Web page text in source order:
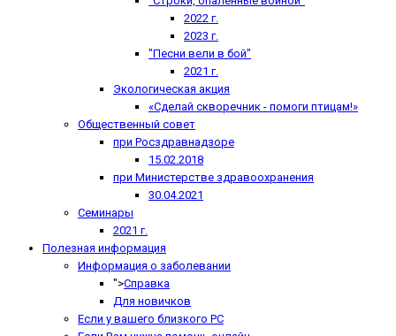
2022 г.
2023 г.
"Песни вели в бой"
2021 г.
Экологическая акция
«Сделай скворечник - помоги птицам!»
Общественный совет
при Росздравнадзоре
15.02.2018
при Министерстве здравоохранения
30.04.2021
Семинары
2021 г.
Полезная информация
Информация о заболевании
">Справка
Для новичков
Если у вашего близкого РС